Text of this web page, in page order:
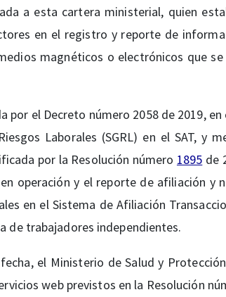
a esta cartera ministerial, quien
en el registro y reporte de
magnéticos o electrónicos que se
por el Decreto número 2058 de 2019,
Laborales (SGRL) en el SAT, y
por la Resolución número 1895 de
operación y el reporte de afiliación y
en el Sistema de Afiliación
de trabajadores independientes.
el Ministerio de Salud y
web previstos en la Resolución